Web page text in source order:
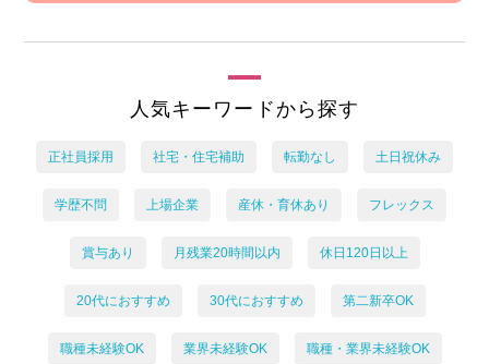
人気キーワードから探す
正社員採用 社宅・住宅補助 転勤なし 土日祝休み
学歴不問 上場企業 産休・育休あり フレックス
賞与あり 月残業20時間以内 休日120日以上
20代におすすめ 30代におすすめ 第二新卒OK
職種未経験OK 業界未経験OK 職種・業界未経験OK